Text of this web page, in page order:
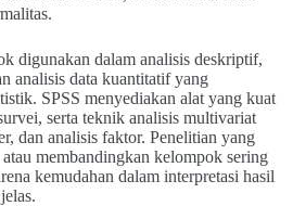
digunakan dalam analisis deskriptif,
analisis data kuantitatif yang
SPSS menyediakan alat yang kuat
serta teknik analisis multivariat
dan analisis faktor. Penelitian yang
membandingkan kelompok sering
kemudahan dalam interpretasi hasil